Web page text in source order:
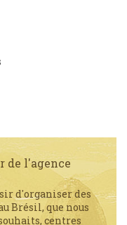
de l'agence
d'organiser des
Brésil, que nous
centres